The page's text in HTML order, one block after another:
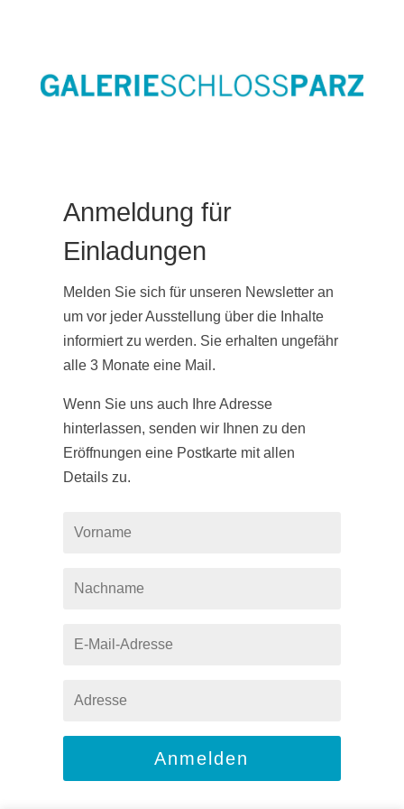
Anmeldung für
Einladungen
Melden Sie sich für unseren Newsletter an
um vor jeder Ausstellung über die Inhalte
informiert zu werden. Sie erhalten ungefähr
alle 3 Monate eine Mail.
Wenn Sie uns auch Ihre Adresse
hinterlassen, senden wir Ihnen zu den
Eröffnungen eine Postkarte mit allen
Details zu.
Anmelden